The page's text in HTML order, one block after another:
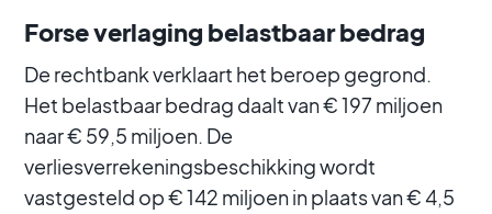
Forse verlaging belastbaar bedrag
De rechtbank verklaart het beroep gegrond.
Het belastbaar bedrag daalt van € 197 miljoen
naar € 59,5 miljoen. De
verliesverrekeningsbeschikking wordt
vastgesteld op € 142 miljoen in plaats van € 4,5